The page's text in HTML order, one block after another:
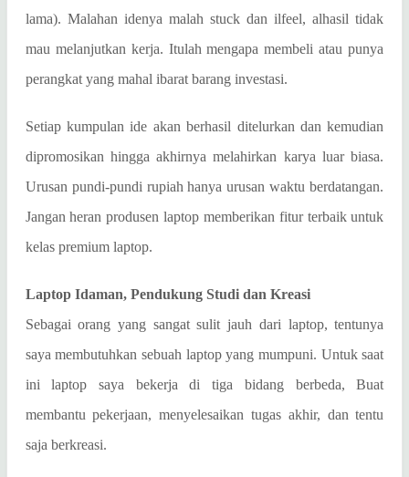
lama). Malahan idenya malah stuck dan ilfeel, alhasil tidak
mau melanjutkan kerja. Itulah mengapa membeli atau punya
perangkat yang mahal ibarat barang investasi.
Setiap kumpulan ide akan berhasil ditelurkan dan kemudian
dipromosikan hingga akhirnya melahirkan karya luar biasa.
Urusan pundi-pundi rupiah hanya urusan waktu berdatangan.
Jangan heran produsen laptop memberikan fitur terbaik untuk
kelas premium laptop.
Laptop Idaman, Pendukung Studi dan Kreasi
Sebagai orang yang sangat sulit jauh dari laptop, tentunya
saya membutuhkan sebuah laptop yang mumpuni. Untuk saat
ini laptop saya bekerja di tiga bidang berbeda, Buat
membantu pekerjaan, menyelesaikan tugas akhir, dan tentu
saja berkreasi.